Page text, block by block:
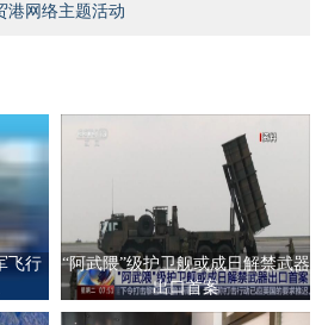
港网络主题活动
飞行
“阿武隈”级护卫舰或成日解禁武器
出口首案